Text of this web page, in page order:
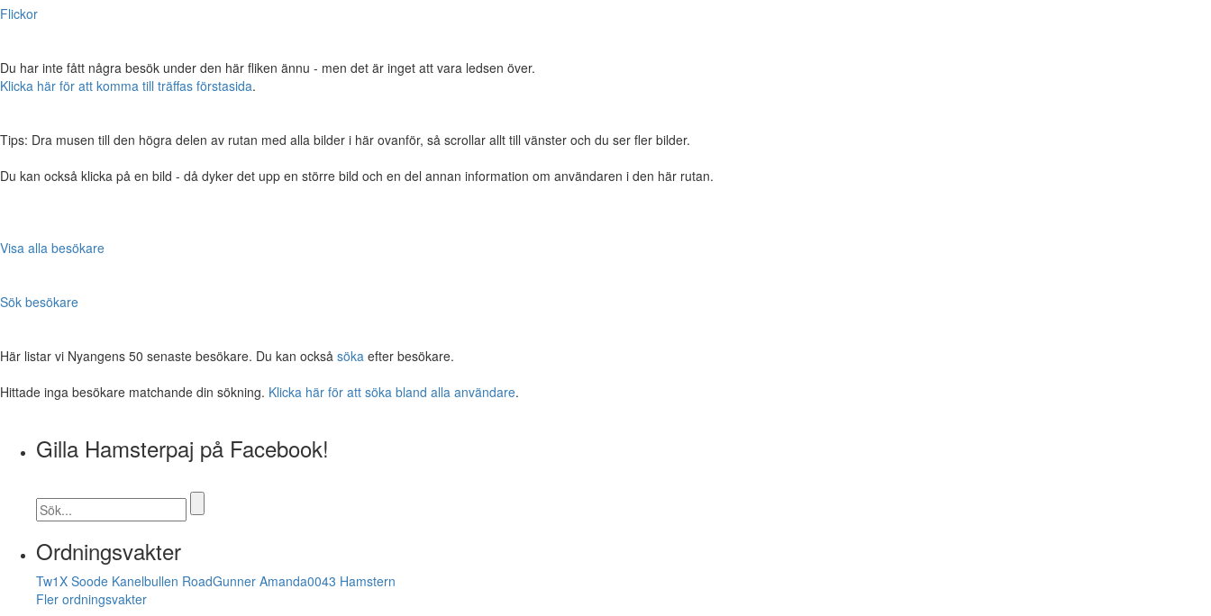
Flickor
Du har inte fått några besök under den här fliken ännu - men det är inget att vara ledsen över.
Klicka här för att komma till träffas förstasida.
Tips: Dra musen till den högra delen av rutan med alla bilder i här ovanför, så scrollar allt till vänster och du ser fler bilder.
Du kan också klicka på en bild - då dyker det upp en större bild och en del annan information om användaren i den här rutan.
Visa alla besökare
Sök besökare
Här listar vi Nyangens 50 senaste besökare. Du kan också söka efter besökare.
Hittade inga besökare matchande din sökning. Klicka här för att söka bland alla användare.
Gilla Hamsterpaj på Facebook!
Ordningsvakter
Tw1X Soode Kanelbullen RoadGunner Amanda0043 Hamstern
Fler ordningsvakter